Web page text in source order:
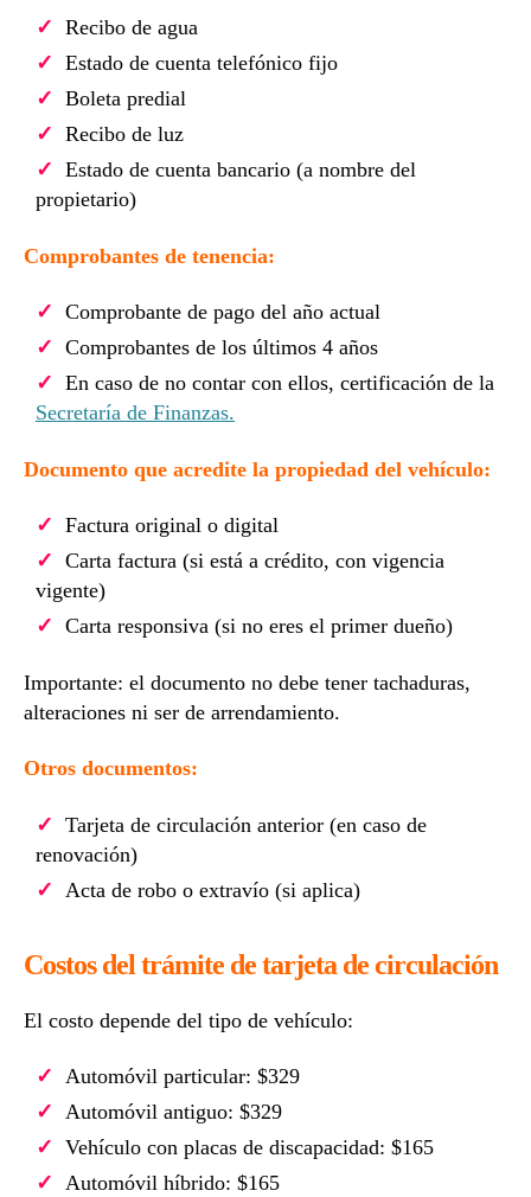
Recibo de agua
Estado de cuenta telefónico fijo
Boleta predial
Recibo de luz
Estado de cuenta bancario (a nombre del
propietario)
Comprobantes de tenencia:
Comprobante de pago del año actual
Comprobantes de los últimos 4 años
En caso de no contar con ellos, certificación de la
Secretaría de Finanzas.
Documento que acredite la propiedad del vehículo:
Factura original o digital
Carta factura (si está a crédito, con vigencia
vigente)
Carta responsiva (si no eres el primer dueño)
Importante: el documento no debe tener tachaduras,
alteraciones ni ser de arrendamiento.
Otros documentos:
Tarjeta de circulación anterior (en caso de
renovación)
Acta de robo o extravío (si aplica)
Costos del trámite de tarjeta de circulación
El costo depende del tipo de vehículo:
Automóvil particular: $329
Automóvil antiguo: $329
Vehículo con placas de discapacidad: $165
Automóvil híbrido: $165